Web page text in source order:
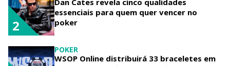
Dan Cates revela cinco qualidades
essenciais para quem quer vencer no
poker
2
POKER
WSOP Online distribuirá 33 braceletes em